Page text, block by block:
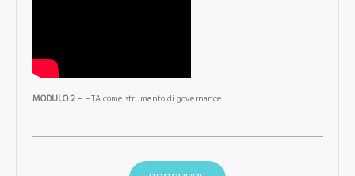
MODULO 2 – HTA come strumento di governance